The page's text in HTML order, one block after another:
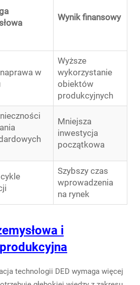
Wynik finansowy
w
Wyższe
wykorzystanie
obiektów
produkcyjnych
Mniejsza
inwestycja
początkowa
Szybszy czas
wprowadzenia
na rynek
i
technologii DED wymaga więcej